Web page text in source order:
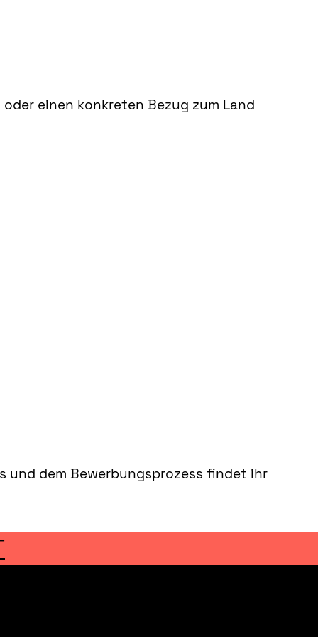
einen konkreten Bezug zum Land
und dem Bewerbungsprozess findet ihr